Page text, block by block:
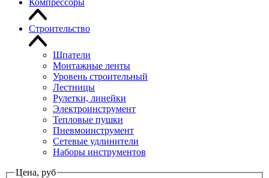
Компрессоры
Строительство
Шпатели
Монтажные ленты
Уровень строительный
Лестницы
Рулетки, линейки
Электроинструмент
Тепловые пушки
Пневмоинструмент
Сетевые удлинители
Наборы инструментов
Цена, руб